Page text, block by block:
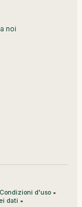
noi
Condizioni d'uso •
dati •